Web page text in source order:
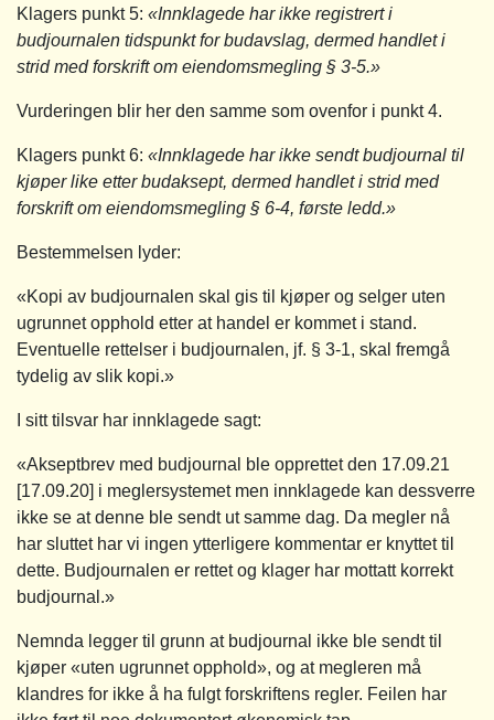
Klagers punkt 5: «Innklagede har ikke registrert i
budjournalen tidspunkt for budavslag, dermed handlet i
strid med forskrift om eiendomsmegling § 3‑5.»
Vurderingen blir her den samme som ovenfor i punkt 4.
Klagers punkt 6: «Innklagede har ikke sendt budjournal til
kjøper like etter budaksept, dermed handlet i strid med
forskrift om eiendomsmegling § 6‑4, første ledd.»
Bestemmelsen lyder:
«Kopi av budjournalen skal gis til kjøper og selger uten
ugrunnet opphold etter at handel er kommet i stand.
Eventuelle rettelser i budjournalen, jf. § 3-1, skal fremgå
tydelig av slik kopi.»
I sitt tilsvar har innklagede sagt:
«Akseptbrev med budjournal ble opprettet den 17.09.21
[17.09.20] i meglersystemet men innklagede kan dessverre
ikke se at denne ble sendt ut samme dag. Da megler nå
har sluttet har vi ingen ytterligere kommentar er knyttet til
dette. Budjournalen er rettet og klager har mottatt korrekt
budjournal.»
Nemnda legger til grunn at budjournal ikke ble sendt til
kjøper «uten ugrunnet opphold», og at megleren må
klandres for ikke å ha fulgt forskriftens regler. Feilen har